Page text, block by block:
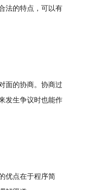
法的特点，可以有
面的协商。协商过
发生争议时也能作
优点在于程序简